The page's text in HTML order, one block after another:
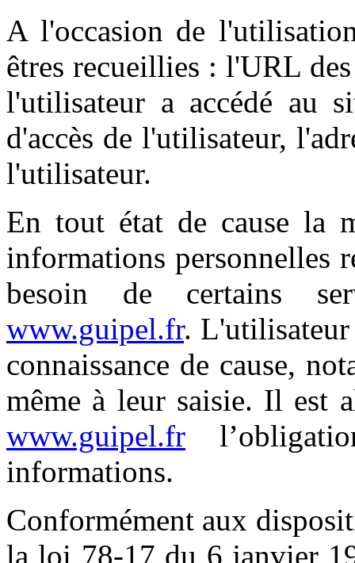
A l'occasion de
êtres recueillies : l'URL
l'utilisateur a accédé au
d'accès de l'utilisateur,
l'utilisateur.
En tout état de cause la
informations personnelles
besoin de certains
www.guipel.fr.
connaissance de cause,
même à leur saisie. Il est
www.guipel.fr
informations.
Conformément aux
la loi 78-17 du 6 janvier